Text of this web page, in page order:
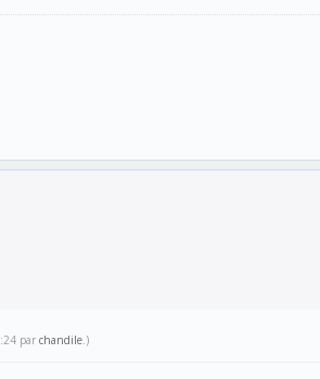
par chandile .)